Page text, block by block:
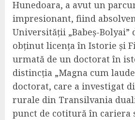
Hunedoara, a avut un
impresionant, fiind
Universității „Babeș-Bolyai”
obținut licența în Istorie și
urmată de un doctorat în
distincția „Magna cum
doctorat, care a investigat
rurale din Transilvania
punct de cotitură în cariera